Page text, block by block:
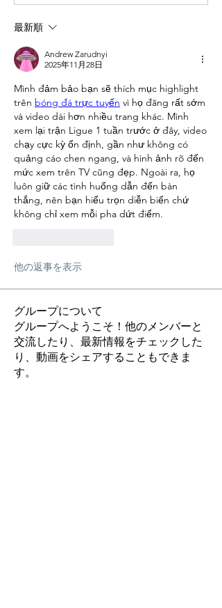
最新順
Andrew Zarudnyi
2025年11月28日
Mình đảm bảo bạn sẽ thích mục highlight
trên bóng đá trực tuyến vì họ đăng rất sớm
và video dài hơn nhiều trang khác. Mình
xem lại trận Ligue 1 tuần trước ở đây, video
chạy cực kỳ ổn định, gần như không có
quảng cáo chen ngang, và hình ảnh rõ đến
mức xem trên TV cũng đẹp. Ngoài ra, họ
luôn giữ các tình huống dẫn đến bàn
thắng, nên bạn hiểu trọn diễn biến chứ
không chỉ xem mỗi pha dứt điểm.
他の返事を表示
グループについて
グループへようこそ！他のメンバーと
交流したり、最新情報をチェックした
り、動画をシェアすることもできま
す。